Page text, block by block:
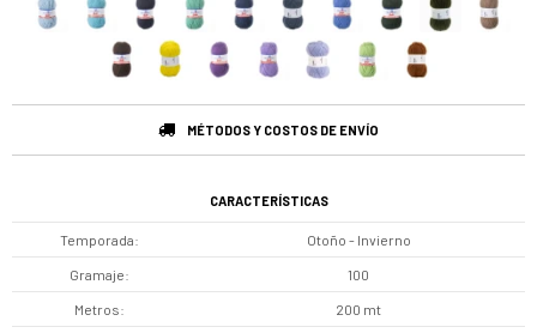
MÉTODOS Y COSTOS DE ENVÍO
CARACTERÍSTICAS
Temporada Otoño - Invierno
Gramaje 100
Metros 200 mt